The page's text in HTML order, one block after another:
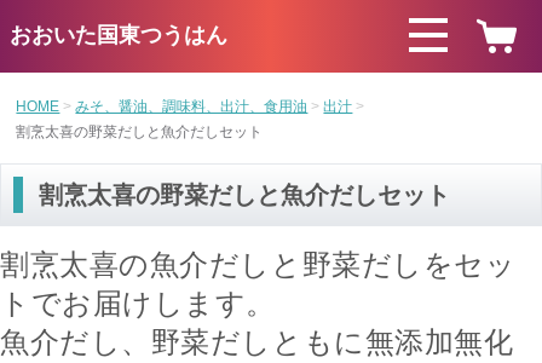
おおいた国東つうはん
HOME みそ、醤油、調味料、出汁、食用油
出汁
割烹太喜の野菜だしと魚介だしセット
割烹太喜の野菜だしと魚介だしセット
割烹太喜の魚介だしと野菜だしをセッ
トでお届けします。
魚介だし、野菜だしともに無添加無化